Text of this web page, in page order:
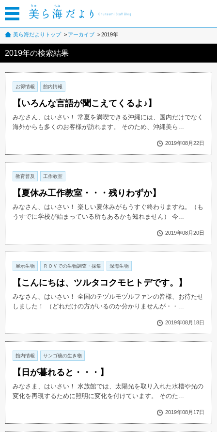
美ら海だよりトップ アーカイブ 2019年
2019年の検索結果
お得情報 館内情報
【いろんな言語が聞こえてくるよ♪】
みなさん、はいさい！ 常夏を満喫できる沖縄には、国内だけでなく
海外からも多くのお客様が訪れます。 そのため、沖縄美ら...
2019年08月22日
教育普及 工作教室
【夏休み工作教室・・・残りわずか】
みなさん、はいさい！ 楽しい夏休みがもうすぐ終わりますね。（も
うすでに学校が始まっている所もあるかも知れません） 今...
2019年08月20日
展示生物 ＲＯＶでの生物調査・採集 深海生物
【こんにちは、ツルタコクモヒトデです。】
みなさん、はいさい！ 全国のテヅルモヅルファンの皆様、お待たせ
しました！ （どれだけの方がいるのか分かりませんが・・...
2019年08月18日
館内情報 サンゴ礁の生き物
【日が暮れると・・・】
みなさま、はいさい！ 水族館では、太陽光を取り入れた水槽や光の
変化を再現するために照明に変化を付けています。 そのた...
2019年08月17日